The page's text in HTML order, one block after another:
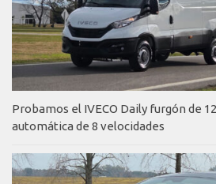
Probamos el IVECO Daily furgón de
automática de 8 velocidades